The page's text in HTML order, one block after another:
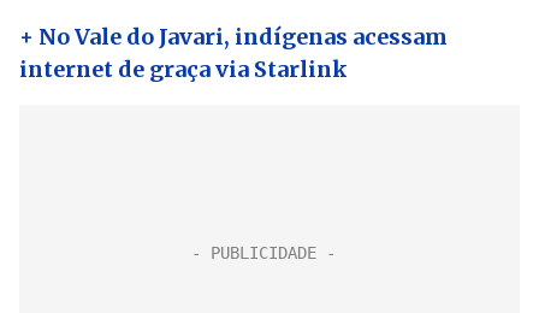
+ No Vale do Javari, indígenas acessam
internet de graça via Starlink